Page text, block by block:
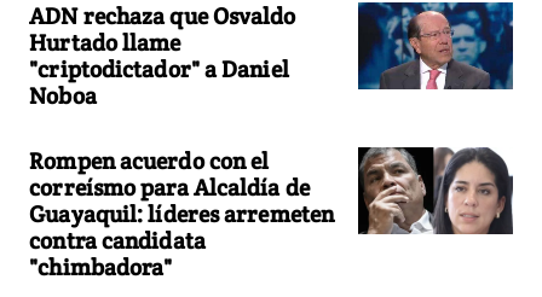
ADN rechaza que Osvaldo
Hurtado llame
"criptodictador" a Daniel
Noboa
Rompen acuerdo con el
correísmo para Alcaldía de
Guayaquil: líderes arremeten
contra candidata
"chimbadora"